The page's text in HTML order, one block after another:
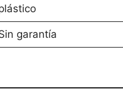
garantía